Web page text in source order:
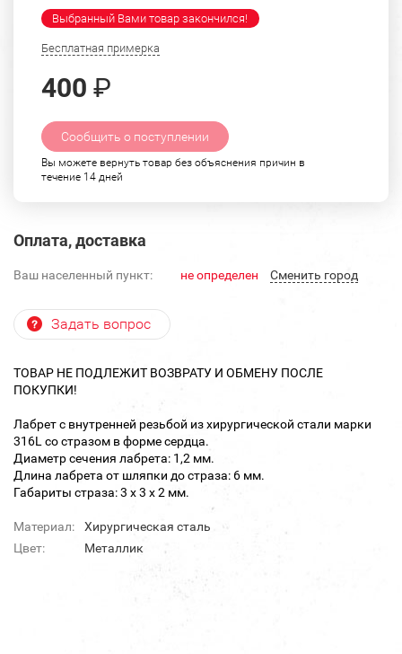
Выбранный Вами товар закончился!
Бесплатная примерка
400 ₽
Сообщить о поступлении
Вы можете вернуть товар без объяснения причин в
течение 14 дней
Оплата, доставка
Ваш населенный пункт: не определен Cменить город
Задать вопрос
ТОВАР НЕ ПОДЛЕЖИТ ВОЗВРАТУ И ОБМЕНУ ПОСЛЕ
ПОКУПКИ!
Лабрет с внутренней резьбой из хирургической стали марки
316L со стразом в форме сердца.
Диаметр сечения лабрета: 1,2 мм.
Длина лабрета от шляпки до страза: 6 мм.
Габариты страза: 3 х 3 х 2 мм.
Материал:
Хирургическая сталь
Цвет:
Металлик